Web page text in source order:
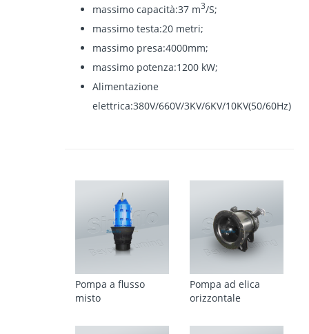
massimo capacità:37 m3/S;
massimo testa:20 metri;
massimo presa:4000mm;
massimo potenza:1200 kW;
Alimentazione
elettrica:380V/660V/3KV/6KV/10KV(50/60Hz)
Pompa a flusso
misto
Pompa ad elica
orizzontale